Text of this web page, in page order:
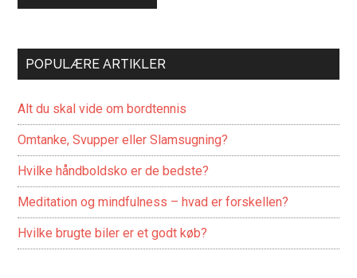
POPULÆRE ARTIKLER
Alt du skal vide om bordtennis
Omtanke, Svupper eller Slamsugning?
Hvilke håndboldsko er de bedste?
Meditation og mindfulness – hvad er forskellen?
Hvilke brugte biler er et godt køb?